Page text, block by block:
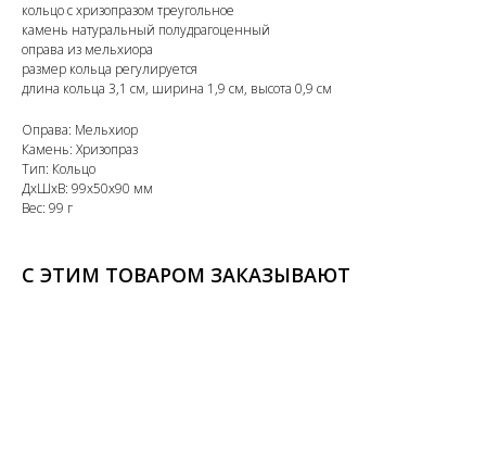
кольцо с хризопразом треугольное
камень натуральный полудрагоценный
оправа из мельхиора
размер кольца регулируется
длина кольца 3,1 см, ширина 1,9 см, высота 0,9 см
Оправа: Мельхиор
Камень: Хризопраз
Тип: Кольцо
ДxШxВ: 99x50x90 мм
Вес: 99 г
С ЭТИМ ТОВАРОМ ЗАКАЗЫВАЮТ